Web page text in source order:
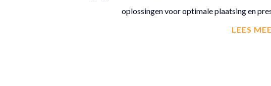
oplossingen voor optimale plaatsing en
LEES